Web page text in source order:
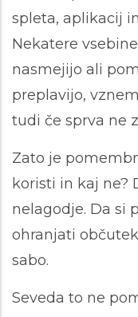
spleta, aplikacij
Nekatere
nasmejijo ali
preplavijo,
tudi če sprva ne
Zato je
koristi in kaj ne?
nelagodje. Da si
ohranjati
sabo.
Seveda to ne